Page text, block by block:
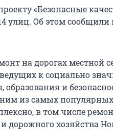
«Безопасные
улиц. Об этом сообщили
на дорогах местной
к социально
и
из самых
в том числе
дорожного хозяйства